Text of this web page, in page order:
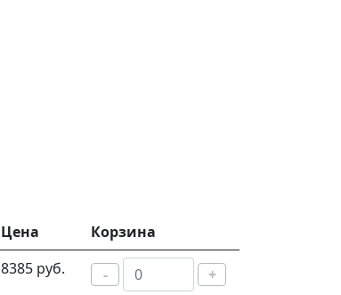
Цена
Корзина
8385 руб. - +